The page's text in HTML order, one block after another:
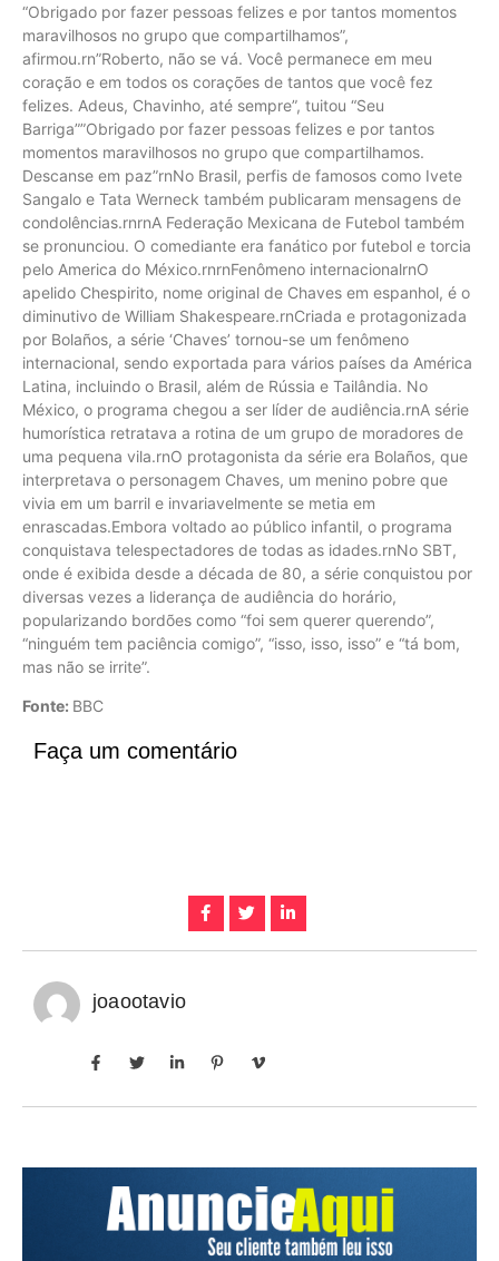
“Obrigado por fazer pessoas felizes e por tantos momentos
maravilhosos no grupo que compartilhamos”,
afirmou.rn”Roberto, não se vá. Você permanece em meu
coração e em todos os corações de tantos que você fez
felizes. Adeus, Chavinho, até sempre”, tuitou “Seu
Barriga””Obrigado por fazer pessoas felizes e por tantos
momentos maravilhosos no grupo que compartilhamos.
Descanse em paz”rnNo Brasil, perfis de famosos como Ivete
Sangalo e Tata Werneck também publicaram mensagens de
condolências.rnrnA Federação Mexicana de Futebol também
se pronunciou. O comediante era fanático por futebol e torcia
pelo America do México.rnrnFenômeno internacionalrnO
apelido Chespirito, nome original de Chaves em espanhol, é o
diminutivo de William Shakespeare.rnCriada e protagonizada
por Bolaños, a série ‘Chaves’ tornou-se um fenômeno
internacional, sendo exportada para vários países da América
Latina, incluindo o Brasil, além de Rússia e Tailândia. No
México, o programa chegou a ser líder de audiência.rnA série
humorística retratava a rotina de um grupo de moradores de
uma pequena vila.rnO protagonista da série era Bolaños, que
interpretava o personagem Chaves, um menino pobre que
vivia em um barril e invariavelmente se metia em
enrascadas.Embora voltado ao público infantil, o programa
conquistava telespectadores de todas as idades.rnNo SBT,
onde é exibida desde a década de 80, a série conquistou por
diversas vezes a liderança de audiência do horário,
popularizando bordões como “foi sem querer querendo”,
“ninguém tem paciência comigo”, “isso, isso, isso” e “tá bom,
mas não se irrite”.
Fonte: BBC
Faça um comentário
joaootavio